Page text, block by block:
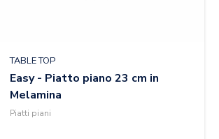
TABLE TOP
Easy - Piatto piano 23 cm in
Melamina
Piatti piani